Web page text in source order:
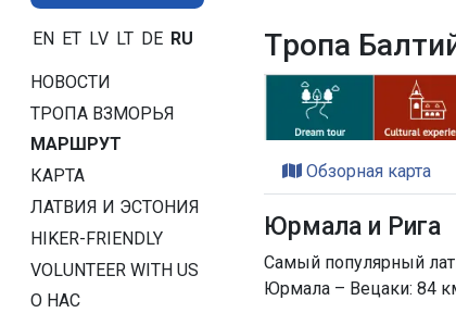
EN ET LV LT DE RU
НОВОСТИ
ТРОПA ВЗМОРЬЯ
МАРШРУТ
КАРТА
ЛАТВИЯ И ЭСТОНИЯ
HIKER-FRIENDLY
VOLUNTEER WITH US
О НАС
Tропa
Обзорная карта
Юрмала и Рига
Самый популярный
Юрмала – Вецаки: 84